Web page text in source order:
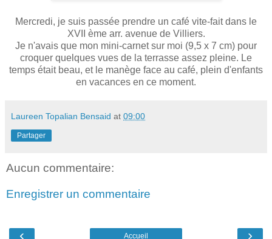
Mercredi, je suis passée prendre un café vite-fait dans le
XVII ème arr. avenue de Villiers.
Je n'avais que mon mini-carnet sur moi (9,5 x 7 cm) pour
croquer quelques vues de la terrasse assez pleine. Le
temps était beau, et le manège face au café, plein d'enfants
en vacances en ce moment.
Laureen Topalian Bensaid at 09:00
Partager
Aucun commentaire:
Enregistrer un commentaire
‹ ›
Accueil